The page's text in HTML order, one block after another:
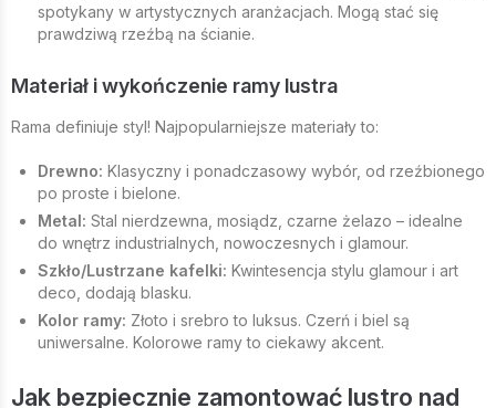
spotykany w artystycznych aranżacjach. Mogą stać się
prawdziwą rzeźbą na ścianie.
Materiał i wykończenie ramy lustra
Rama definiuje styl! Najpopularniejsze materiały to:
Drewno: Klasyczny i ponadczasowy wybór, od rzeźbionego
po proste i bielone.
Metal: Stal nierdzewna, mosiądz, czarne żelazo – idealne
do wnętrz industrialnych, nowoczesnych i glamour.
Szkło/Lustrzane kafelki: Kwintesencja stylu glamour i art
deco, dodają blasku.
Kolor ramy: Złoto i srebro to luksus. Czerń i biel są
uniwersalne. Kolorowe ramy to ciekawy akcent.
Jak bezpiecznie zamontować lustro nad